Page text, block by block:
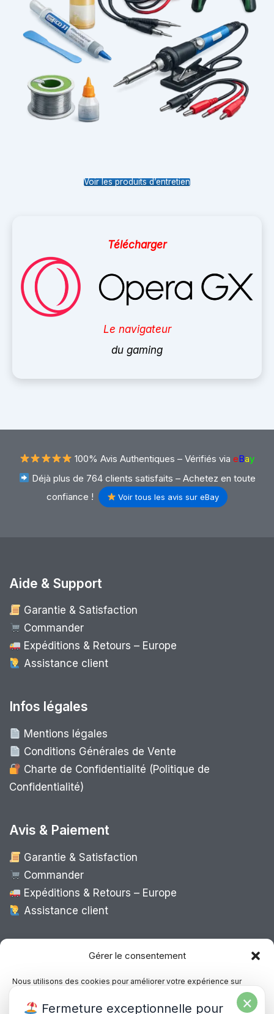
Gérer le consentement
Nous utilisons des cookies pour améliorer votre expérience sur
notre site, analyser le trafic et proposer des contenus personnalisés.
Vous pouvez accepter, refuser ou gérer vos préférences à tout
Voir les produits d’entretien
Télécharger
Le navigateur
du gaming
100% Avis Authentiques – Vérifiés via eBay
Déjà plus de 764 clients satisfaits – Achetez en toute
confiance !
Voir tous les avis sur eBay
Aide & Support
Garantie & Satisfaction
Commander
Expéditions & Retours – Europe
Assistance client
Infos légales
Mentions légales
Conditions Générales de Vente
Charte de Confidentialité (Politique de
Confidentialité)
Avis & Paiement
Garantie & Satisfaction
Commander
Expéditions & Retours – Europe
Assistance client
Expédition Europe
Livraison rapide dans toute l’Europe via ×
Fermeture exceptionnelle pour